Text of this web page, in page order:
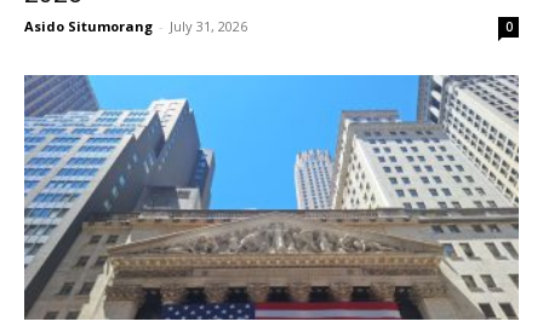
Asido Situmorang - July 31, 2026 0